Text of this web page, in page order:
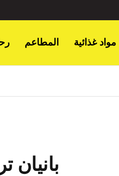
المطاعم مواد غذائية
بانيان